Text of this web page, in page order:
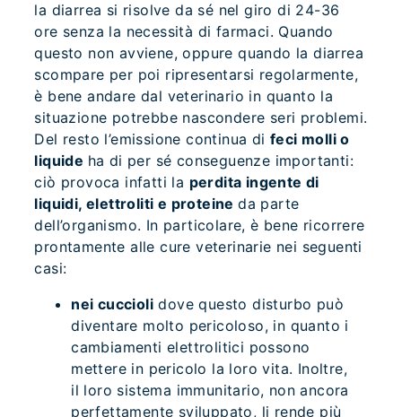
la diarrea si risolve da sé nel giro di 24-36
ore senza la necessità di farmaci. Quando
questo non avviene, oppure quando la diarrea
scompare per poi ripresentarsi regolarmente,
è bene andare dal veterinario in quanto la
situazione potrebbe nascondere seri problemi.
Del resto l’emissione continua difeci molli o
liquide ha di per sé conseguenze importanti:
ciò provoca infatti la perdita ingente di
liquidi, elettroliti e proteineda parte
dell’organismo. In particolare, è bene ricorrere
prontamente alle cure veterinarie nei seguenti
casi:
nei cuccioli dove questo disturbo può
diventare molto pericoloso, in quanto i
cambiamenti elettrolitici possono
mettere in pericolo la loro vita. Inoltre,
il loro sistema immunitario, non ancora
perfettamente sviluppato, li rende più